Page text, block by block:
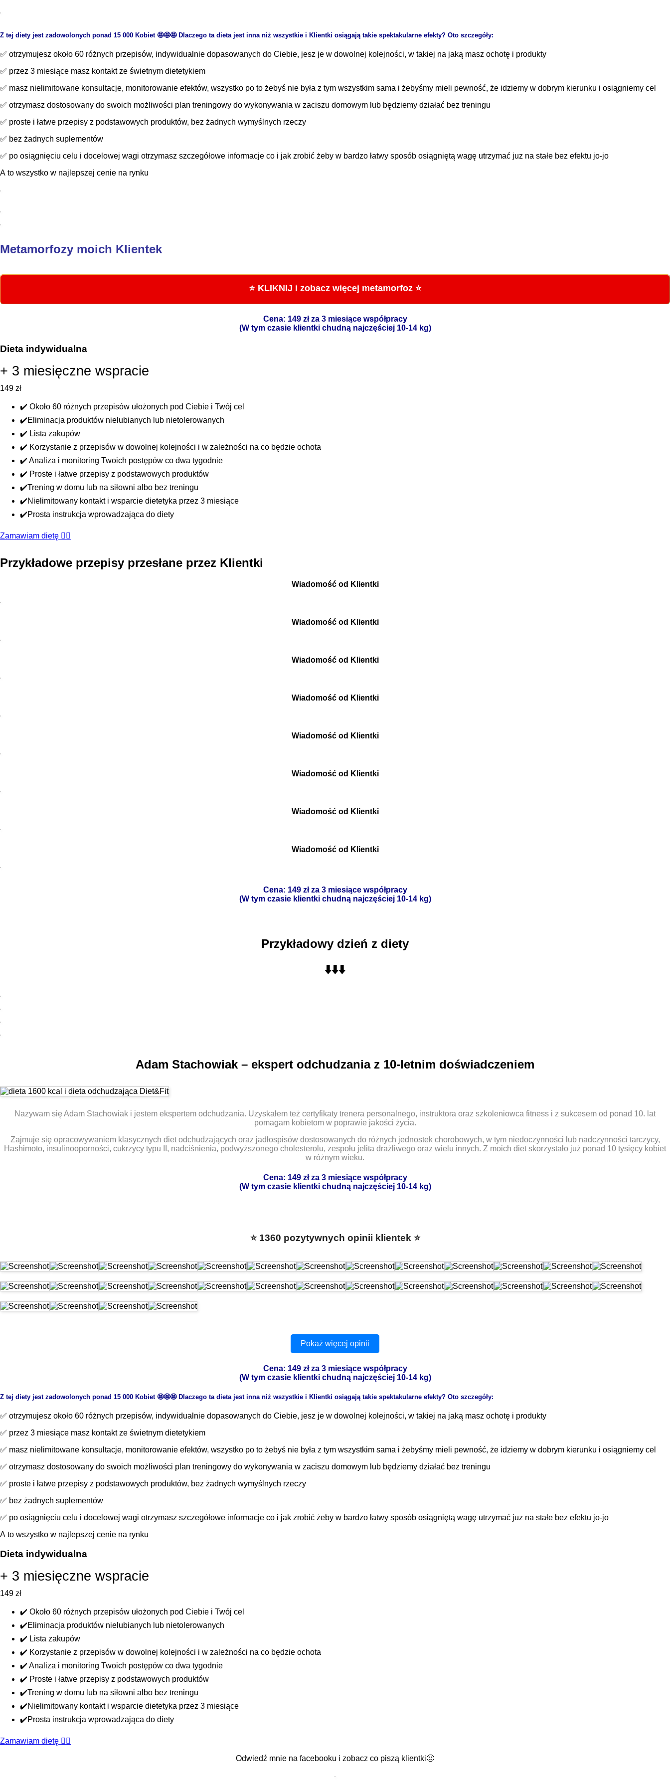
Z tej diety jest zadowolonych ponad 15 000 Kobiet 🤩🤩🤩 Dlaczego ta dieta jest inna niż wszystkie i Klientki osiągają takie spektakularne efekty? Oto szczegóły:
✅ otrzymujesz około 60 różnych przepisów, indywidualnie dopasowanych do Ciebie, jesz je w dowolnej kolejności, w takiej na jaką masz ochotę i produkty
✅ przez 3 miesiące masz kontakt ze świetnym dietetykiem
✅ masz nielimitowane konsultacje, monitorowanie efektów, wszystko po to żebyś nie była z tym wszystkim sama i żebyśmy mieli pewność, że idziemy w dobrym kierunku i osiągniemy cel
✅ otrzymasz dostosowany do swoich możliwości plan treningowy do wykonywania w zaciszu domowym lub będziemy działać bez treningu
✅ proste i łatwe przepisy z podstawowych produktów, bez żadnych wymyślnych rzeczy
✅ bez żadnych suplementów
✅ po osiągnięciu celu i docelowej wagi otrzymasz szczegółowe informacje co i jak zrobić żeby w bardzo łatwy sposób osiągniętą wagę utrzymać juz na stałe bez efektu jo-jo
A to wszystko w najlepszej cenie na rynku
Metamorfozy moich Klientek
⭐ KLIKNIJ i zobacz więcej metamorfoz ⭐
Cena: 149 zł za 3 miesiące współpracy
(W tym czasie klientki chudną najczęściej 10-14 kg)
Dieta indywidualna
+ 3 miesięczne wspracie
149 zł
✔️ Około 60 różnych przepisów ułożonych pod Ciebie i Twój cel
✔️Eliminacja produktów nielubianych lub nietolerowanych
✔️ Lista zakupów
✔️ Korzystanie z przepisów w dowolnej kolejności i w zależności na co będzie ochota
✔️ Analiza i monitoring Twoich postępów co dwa tygodnie
✔️ Proste i łatwe przepisy z podstawowych produktów
✔️Trening w domu lub na siłowni albo bez treningu
✔️Nielimitowany kontakt i wsparcie dietetyka przez 3 miesiące
✔️Prosta instrukcja wprowadzająca do diety
Zamawiam dietę 👆🏻
Przykładowe przepisy przesłane przez Klientki
Wiadomość od Klientki
Wiadomość od Klientki
Wiadomość od Klientki
Wiadomość od Klientki
Wiadomość od Klientki
Wiadomość od Klientki
Wiadomość od Klientki
Wiadomość od Klientki
Cena: 149 zł za 3 miesiące współpracy
(W tym czasie klientki chudną najczęściej 10-14 kg)
Przykładowy dzień z diety
⬇️⬇️⬇️
Adam Stachowiak – ekspert odchudzania z 10-letnim doświadczeniem
Nazywam się Adam Stachowiak i jestem ekspertem odchudzania. Uzyskałem też certyfikaty trenera personalnego, instruktora oraz szkoleniowca fitness i z sukcesem od ponad 10. lat
pomagam kobietom w poprawie jakości życia.
Zajmuje się opracowywaniem klasycznych diet odchudzających oraz jadłospisów dostosowanych do różnych jednostek chorobowych, w tym niedoczynności lub nadczynności tarczycy,
Hashimoto, insulinooporności, cukrzycy typu II, nadciśnienia, podwyższonego cholesterolu, zespołu jelita drażliwego oraz wielu innych. Z moich diet skorzystało już ponad 10 tysięcy kobiet
w różnym wieku.
Cena: 149 zł za 3 miesiące współpracy
(W tym czasie klientki chudną najczęściej 10-14 kg)
⭐ 1360 pozytywnych opinii klientek ⭐
Pokaż więcej opinii
Cena: 149 zł za 3 miesiące współpracy
(W tym czasie klientki chudną najczęściej 10-14 kg)
Z tej diety jest zadowolonych ponad 15 000 Kobiet 🤩🤩🤩 Dlaczego ta dieta jest inna niż wszystkie i Klientki osiągają takie spektakularne efekty? Oto szczegóły:
✅ otrzymujesz około 60 różnych przepisów, indywidualnie dopasowanych do Ciebie, jesz je w dowolnej kolejności, w takiej na jaką masz ochotę i produkty
✅ przez 3 miesiące masz kontakt ze świetnym dietetykiem
✅ masz nielimitowane konsultacje, monitorowanie efektów, wszystko po to żebyś nie była z tym wszystkim sama i żebyśmy mieli pewność, że idziemy w dobrym kierunku i osiągniemy cel
✅ otrzymasz dostosowany do swoich możliwości plan treningowy do wykonywania w zaciszu domowym lub będziemy działać bez treningu
✅ proste i łatwe przepisy z podstawowych produktów, bez żadnych wymyślnych rzeczy
✅ bez żadnych suplementów
✅ po osiągnięciu celu i docelowej wagi otrzymasz szczegółowe informacje co i jak zrobić żeby w bardzo łatwy sposób osiągniętą wagę utrzymać juz na stałe bez efektu jo-jo
A to wszystko w najlepszej cenie na rynku
Dieta indywidualna
+ 3 miesięczne wspracie
149 zł
✔️ Około 60 różnych przepisów ułożonych pod Ciebie i Twój cel
✔️Eliminacja produktów nielubianych lub nietolerowanych
✔️ Lista zakupów
✔️ Korzystanie z przepisów w dowolnej kolejności i w zależności na co będzie ochota
✔️ Analiza i monitoring Twoich postępów co dwa tygodnie
✔️ Proste i łatwe przepisy z podstawowych produktów
✔️Trening w domu lub na siłowni albo bez treningu
✔️Nielimitowany kontakt i wsparcie dietetyka przez 3 miesiące
✔️Prosta instrukcja wprowadzająca do diety
Zamawiam dietę 👆🏻
Odwiedź mnie na facebooku i zobacz co piszą klientki🙂